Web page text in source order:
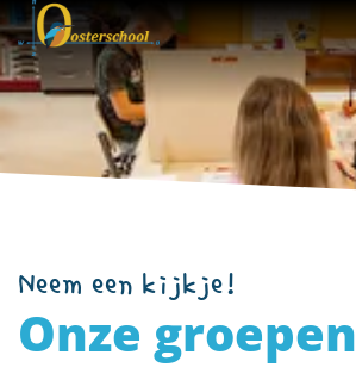
overslaan
Neem een kijkje!
Onze groepen